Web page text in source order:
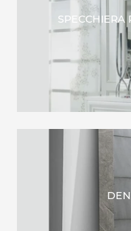
SPECCHIERA